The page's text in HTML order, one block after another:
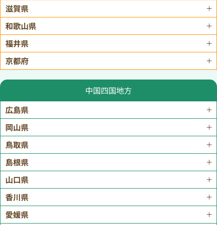
滋賀県
和歌山県
福井県
京都府
中国四国地方
広島県
岡山県
鳥取県
島根県
山口県
香川県
愛媛県